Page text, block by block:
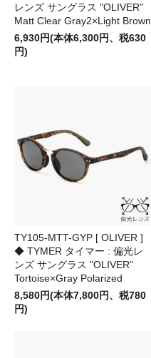
レンズ サングラス "OLIVER"
Matt Clear Gray2×Light Brown
6,930円(本体6,300円、税630
円)
TY105-MTT-GYP [ OLIVER ]
◆ TYMER タイマー : 偏光レ
ンズ サングラス "OLIVER"
Tortoise×Gray Polarized
8,580円(本体7,800円、税780
円)